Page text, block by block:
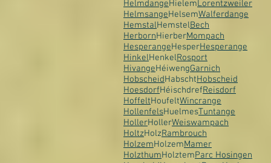
HelmdangeHielemLorentzweiler
HelmsangeHelsemWalferdange
HemstalHemstelBech
HerbornHierberMompach
HesperangeHesperHesperange
HinkelHenkelRosport
HivangeHéiwengGarnich
HobscheidHabschtHobscheid
HoesdorfHéischdrefReisdorf
HoffeltHoufeltWincrange
HollenfelsHuelmesTuntange
HollerHollerWeiswampach
HoltzHolzRambrouch
HolzemHolzemMamer
HolzthumHolztemParc Hosingen